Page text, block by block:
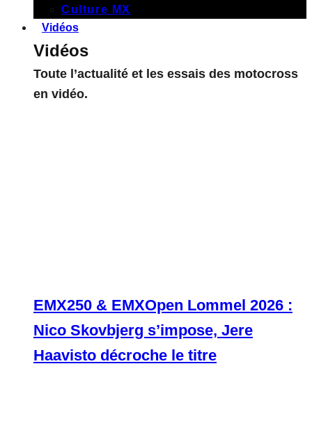
Culture MX
Vidéos
Vidéos
Toute l’actualité et les essais des motocross
en vidéo.
EMX250 & EMXOpen Lommel 2026 :
Nico Skovbjerg s’impose, Jere
Haavisto décroche le titre